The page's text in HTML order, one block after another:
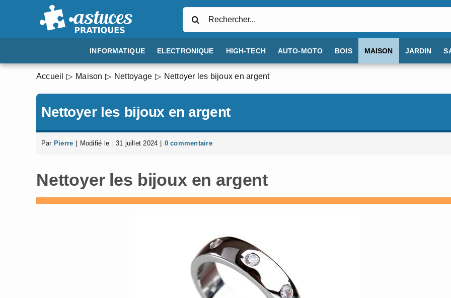
INFORMATIQUE ELECTRONIQUE HIGH-TECH AUTO-MOTO BOIS MAISON JARDIN
Accueil Maison Nettoyage Nettoyer les bijoux en argent
Nettoyer les bijoux en argent
Par Pierre Modifié le : 31 juillet 2024 0 commentaire
Nettoyer les bijoux en argent